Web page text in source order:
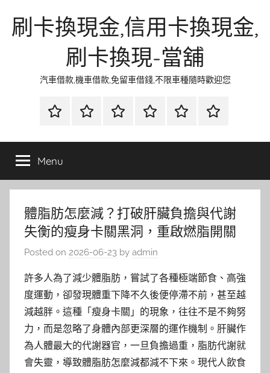
刷卡換現金,信用卡換現金,
刷卡換現-當舖
汽車借款,機車借款,免留車借錢,不限車種隨時歡迎您
首
當
金
網
資
流
時
環
清
聯
徵
Menu
體脂肪怎麼減？打破肝臟負擔與代謝
失衡的瘦身卡關黑洞，重啟燃脂開關
Posted on 2026-06-23 by admin
許多人為了減少體脂肪，嘗試了各種極端節食、高強
度運動，卻發現體重下降不久後便停滯不前，甚至越
減越胖。這種「瘦身卡關」的現象，往往不是不夠努
力，而是忽略了身體內部更深層的運作機制。肝臟作
為人體最大的代謝器官，一旦負擔過重，脂肪代謝就
會失靈，導致體脂肪怎麼減都減不下來。現代人飲食